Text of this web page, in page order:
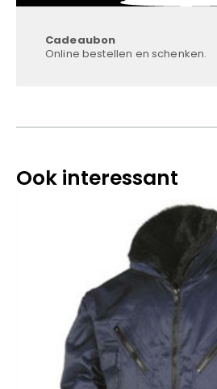
Cadeaubon
Online bestellen en schenken.
Ook interessant